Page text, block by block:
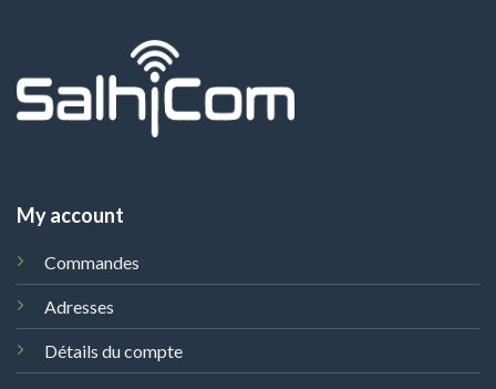
My account
Commandes
Adresses
Détails du compte